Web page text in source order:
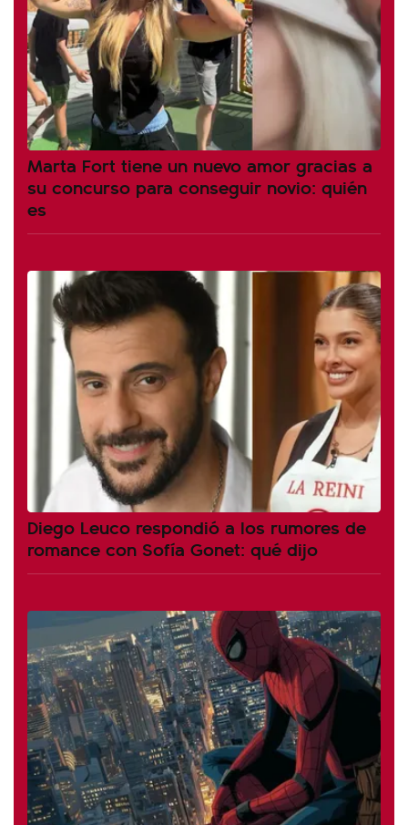
Marta Fort tiene un nuevo amor gracias a
su concurso para conseguir novio: quién
es
Diego Leuco respondió a los rumores de
romance con Sofía Gonet: qué dijo